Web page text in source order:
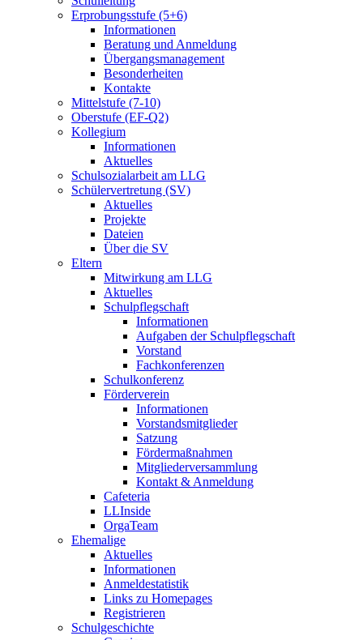
Erprobungsstufe (5+6)
Informationen
Beratung und Anmeldung
Übergangsmanagement
Besonderheiten
Kontakte
Mittelstufe (7-10)
Oberstufe (EF-Q2)
Kollegium
Informationen
Aktuelles
Schulsozialarbeit am LLG
Schülervertretung (SV)
Aktuelles
Projekte
Dateien
Über die SV
Eltern
Mitwirkung am LLG
Aktuelles
Schulpflegschaft
Informationen
Aufgaben der Schulpflegschaft
Vorstand
Fachkonferenzen
Schulkonferenz
Förderverein
Informationen
Vorstandsmitglieder
Satzung
Fördermaßnahmen
Mitgliederversammlung
Kontakt & Anmeldung
Cafeteria
LLInside
OrgaTeam
Ehemalige
Aktuelles
Informationen
Anmeldestatistik
Links zu Homepages
Registrieren
Schulgeschichte